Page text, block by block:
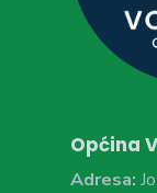
Općina
Adresa: